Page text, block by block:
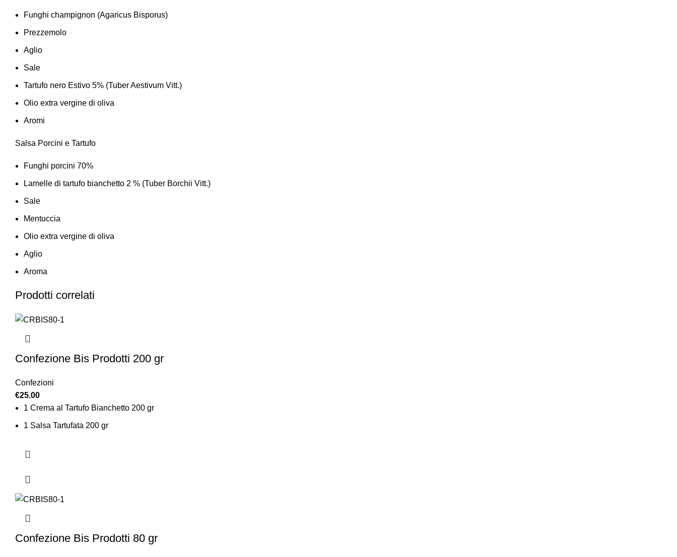
Funghi champignon (Agaricus Bisporus)
Prezzemolo
Aglio
Sale
Tartufo nero Estivo 5% (Tuber Aestivum Vitt.)
Olio extra vergine di oliva
Aromi
Salsa Porcini e Tartufo
Funghi porcini 70%
Lamelle di tartufo bianchetto 2 % (Tuber Borchii Vitt.)
Sale
Mentuccia
Olio extra vergine di oliva
Aglio
Aroma
Prodotti correlati
Confezione Bis Prodotti 200 gr
Confezioni
€25.00
1 Crema al Tartufo Bianchetto 200 gr
1 Salsa Tartufata 200 gr
Confezione Bis Prodotti 80 gr